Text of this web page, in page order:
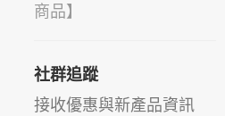
商品】
社群追蹤
接收優惠與新產品資訊